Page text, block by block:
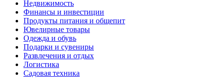
Недвижимость
Финансы и инвестиции
Продукты питания и общепит
Ювелирные товары
Одежда и обувь
Подарки и сувениры
Развлечения и отдых
Логистика
Садовая техника